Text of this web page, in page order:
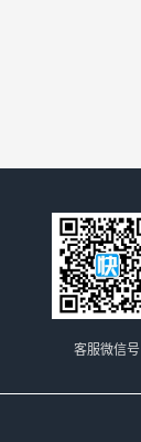
客服微信号